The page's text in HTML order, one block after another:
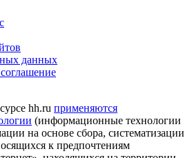
данных
hh.ru применяются
(информационные технологии
на основе сбора, систематизации
к предпочтениям